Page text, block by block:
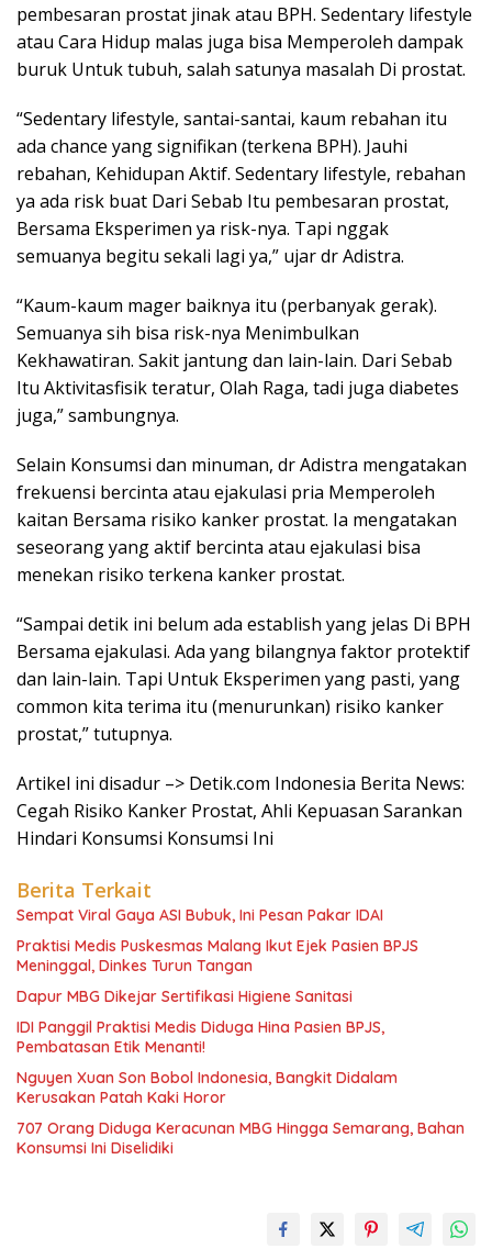
pembesaran prostat jinak atau BPH. Sedentary lifestyle
atau Cara Hidup malas juga bisa Memperoleh dampak
buruk Untuk tubuh, salah satunya masalah Di prostat.
“Sedentary lifestyle, santai-santai, kaum rebahan itu
ada chance yang signifikan (terkena BPH). Jauhi
rebahan, Kehidupan Aktif. Sedentary lifestyle, rebahan
ya ada risk buat Dari Sebab Itu pembesaran prostat,
Bersama Eksperimen ya risk-nya. Tapi nggak
semuanya begitu sekali lagi ya,” ujar dr Adistra.
“Kaum-kaum mager baiknya itu (perbanyak gerak).
Semuanya sih bisa risk-nya Menimbulkan
Kekhawatiran. Sakit jantung dan lain-lain. Dari Sebab
Itu Aktivitasfisik teratur, Olah Raga, tadi juga diabetes
juga,” sambungnya.
Selain Konsumsi dan minuman, dr Adistra mengatakan
frekuensi bercinta atau ejakulasi pria Memperoleh
kaitan Bersama risiko kanker prostat. Ia mengatakan
seseorang yang aktif bercinta atau ejakulasi bisa
menekan risiko terkena kanker prostat.
“Sampai detik ini belum ada establish yang jelas Di BPH
Bersama ejakulasi. Ada yang bilangnya faktor protektif
dan lain-lain. Tapi Untuk Eksperimen yang pasti, yang
common kita terima itu (menurunkan) risiko kanker
prostat,” tutupnya.
Artikel ini disadur –> Detik.com Indonesia Berita News:
Cegah Risiko Kanker Prostat, Ahli Kepuasan Sarankan
Hindari Konsumsi Konsumsi Ini
Berita Terkait
Sempat Viral Gaya ASI Bubuk, Ini Pesan Pakar IDAI
Praktisi Medis Puskesmas Malang Ikut Ejek Pasien BPJS
Meninggal, Dinkes Turun Tangan
Dapur MBG Dikejar Sertifikasi Higiene Sanitasi
IDI Panggil Praktisi Medis Diduga Hina Pasien BPJS,
Pembatasan Etik Menanti!
Nguyen Xuan Son Bobol Indonesia, Bangkit Didalam
Kerusakan Patah Kaki Horor
707 Orang Diduga Keracunan MBG Hingga Semarang, Bahan
Konsumsi Ini Diselidiki